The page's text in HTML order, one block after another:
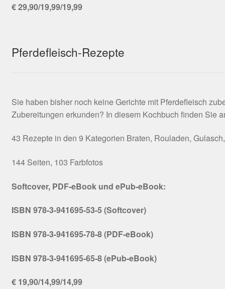
€ 29,90/19,99/19,99
Pferdefleisch-Rezepte
Sie haben bisher noch keine Gerichte mit Pferdefleisch
Zubereitungen erkunden? In diesem Kochbuch finden Sie
43 Rezepte in den 9 Kategorien Braten, Rouladen,
144 Seiten, 103 Farbfotos
Softcover, PDF-eBook und ePub-eBook:
ISBN 978-3-941695-53-5 (Softcover)
ISBN 978-3-941695-78-8 (PDF-eBook)
ISBN 978-3-941695-65-8 (ePub-eBook)
€ 19,90/14,99/14,99